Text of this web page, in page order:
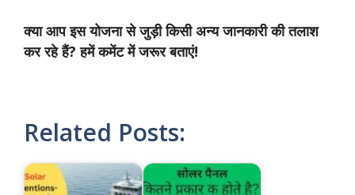
क्या आप इस योजना से जुड़ी किसी अन्य जानकारी की तलाश
कर रहे हैं? हमें कमेंट में जरूर बताएं!
Related Posts: